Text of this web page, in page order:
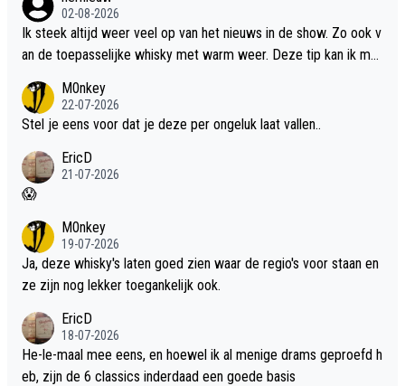
02-08-2026
Ik steek altijd weer veel op van het nieuws in de show. Zo ook v
an de toepasselijke whisky met warm weer. Deze tip kan ik met
M0nkey
22-07-2026
Stel je eens voor dat je deze per ongeluk laat vallen..
EricD
21-07-2026
😱
M0nkey
19-07-2026
Ja, deze whisky's laten goed zien waar de regio's voor staan en
ze zijn nog lekker toegankelijk ook.
EricD
18-07-2026
He-le-maal mee eens, en hoewel ik al menige drams geproefd h
eb, zijn de 6 classics inderdaad een goede basis